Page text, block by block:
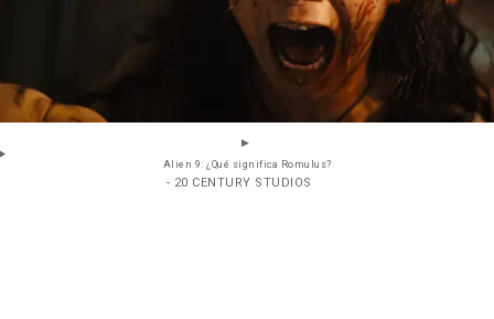
Alien 9: ¿Qué significa Romulus?
- 20 CENTURY STUDIOS